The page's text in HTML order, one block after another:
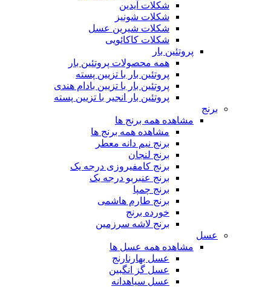
شکلات آیدین
شکلات شونیز
شکلات شیرین عسل
شکلات کاکائویی
پروتئین بار
همه محصولات پروتئین بار
پروتئین بار با تزیین پسته
پروتئین بار با تزیین بادام هندی
پروتئین بار انجیر با تزیین پسته
برنج
مشاهده همه برنج ها
مشاهده همه برنج ها
برنج نیم دانه معطر
برنج لنجان
برنج کامفیروزی درجه یک
برنج عنبربو درجه یک
برنج چمپا
برنج طارم هاشمی
خورده برنج
برنج لاشه سرزمین
عسل
مشاهده همه عسل ها
عسل بهارنارنج
عسل گز انگبین
عسل سیاهدانه